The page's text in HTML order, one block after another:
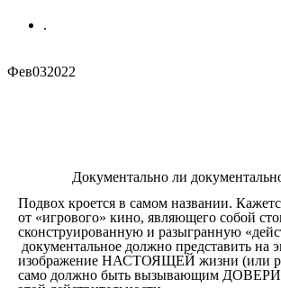
.
Фев032022